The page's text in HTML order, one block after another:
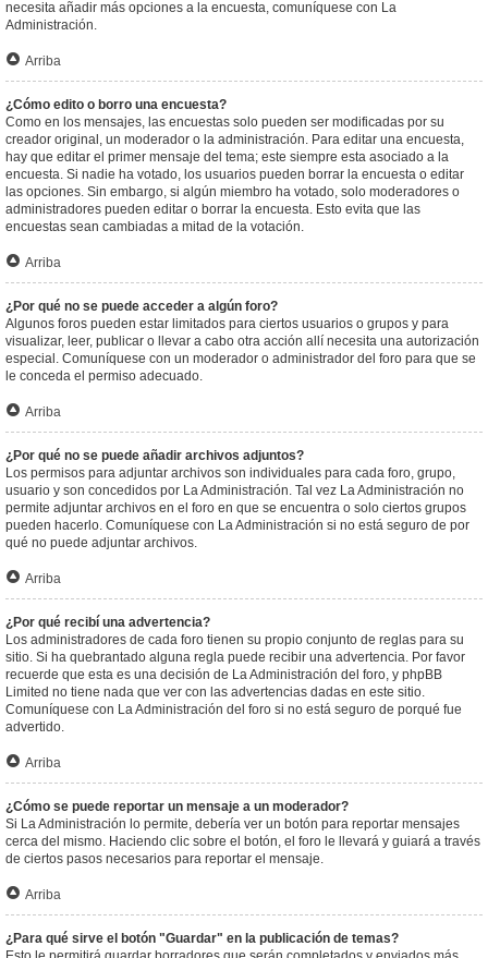
necesita añadir más opciones a la encuesta, comuníquese con La
Administración.
Arriba
¿Cómo edito o borro una encuesta?
Como en los mensajes, las encuestas solo pueden ser modificadas por su
creador original, un moderador o la administración. Para editar una encuesta,
hay que editar el primer mensaje del tema; este siempre esta asociado a la
encuesta. Si nadie ha votado, los usuarios pueden borrar la encuesta o editar
las opciones. Sin embargo, si algún miembro ha votado, solo moderadores o
administradores pueden editar o borrar la encuesta. Esto evita que las
encuestas sean cambiadas a mitad de la votación.
Arriba
¿Por qué no se puede acceder a algún foro?
Algunos foros pueden estar limitados para ciertos usuarios o grupos y para
visualizar, leer, publicar o llevar a cabo otra acción allí necesita una autorización
especial. Comuníquese con un moderador o administrador del foro para que se
le conceda el permiso adecuado.
Arriba
¿Por qué no se puede añadir archivos adjuntos?
Los permisos para adjuntar archivos son individuales para cada foro, grupo,
usuario y son concedidos por La Administración. Tal vez La Administración no
permite adjuntar archivos en el foro en que se encuentra o solo ciertos grupos
pueden hacerlo. Comuníquese con La Administración si no está seguro de por
qué no puede adjuntar archivos.
Arriba
¿Por qué recibí una advertencia?
Los administradores de cada foro tienen su propio conjunto de reglas para su
sitio. Si ha quebrantado alguna regla puede recibir una advertencia. Por favor
recuerde que esta es una decisión de La Administración del foro, y phpBB
Limited no tiene nada que ver con las advertencias dadas en este sitio.
Comuníquese con La Administración del foro si no está seguro de porqué fue
advertido.
Arriba
¿Cómo se puede reportar un mensaje a un moderador?
Si La Administración lo permite, debería ver un botón para reportar mensajes
cerca del mismo. Haciendo clic sobre el botón, el foro le llevará y guiará a través
de ciertos pasos necesarios para reportar el mensaje.
Arriba
¿Para qué sirve el botón "Guardar" en la publicación de temas?